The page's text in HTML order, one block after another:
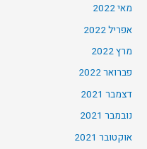
מאי 2022
אפריל 2022
מרץ 2022
פברואר 2022
דצמבר 2021
נובמבר 2021
אוקטובר 2021